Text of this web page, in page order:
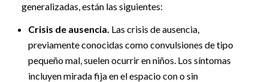
generalizadas, están las siguientes:
Crisis de ausencia. Las crisis de ausencia,
previamente conocidas como convulsiones de tipo
pequeño mal, suelen ocurrir en niños. Los síntomas
incluyen mirada fija en el espacio con o sin